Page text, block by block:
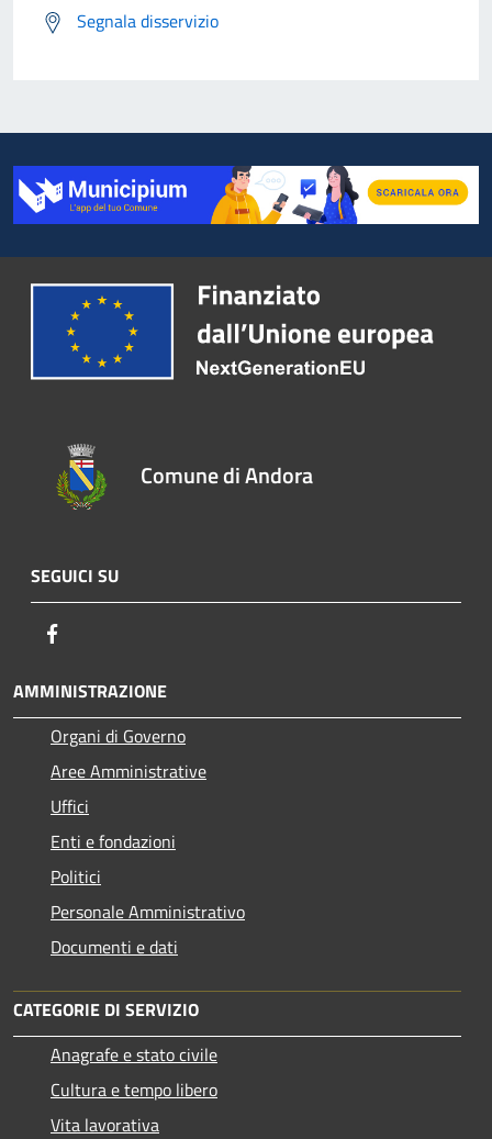
Segnala disservizio
Comune di Andora
SEGUICI SU
AMMINISTRAZIONE
Organi di Governo
Aree Amministrative
Uffici
Enti e fondazioni
Politici
Personale Amministrativo
Documenti e dati
CATEGORIE DI SERVIZIO
Anagrafe e stato civile
Cultura e tempo libero
Vita lavorativa